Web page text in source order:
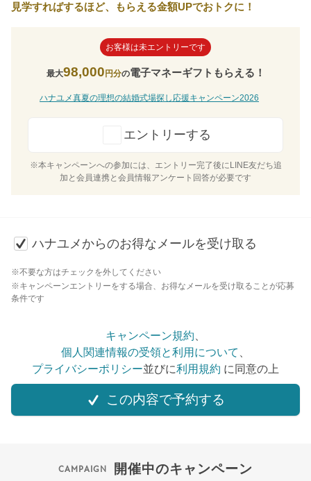
見学すればするほど、もらえる金額UPでおトクに！
お客様は未エントリーです
最大98,000 円分の電子マネーギフトもらえる！
ハナユメ真夏の理想の結婚式場探し応援キャンペーン2026
エントリーする
※本キャンペーンへの参加には、エントリー完了後にLINE友だち追
加と会員連携と会員情報アンケート回答が必要です
ハナユメからのお得なメールを受け取る
※不要な方はチェックを外してください
※キャンペーンエントリーをする場合、お得なメールを受け取ることが応募
条件です
キャンペーン規約
個人関連情報の受領と利用について
プライバシーポリシー並びに利用規約 に同意の上
この内容で予約する
開催中のキャンペーン